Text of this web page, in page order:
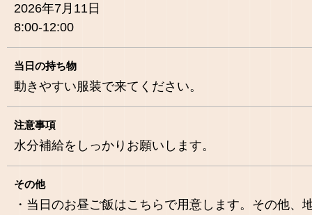
2026年7月11日
8:00-12:00
当日の持ち物
動きやすい服装で来てください。
注意事項
水分補給をしっかりお願いします。
その他
・当日のお昼ご飯はこちらで用意します。その他、